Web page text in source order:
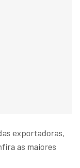
exportadoras,
as maiores